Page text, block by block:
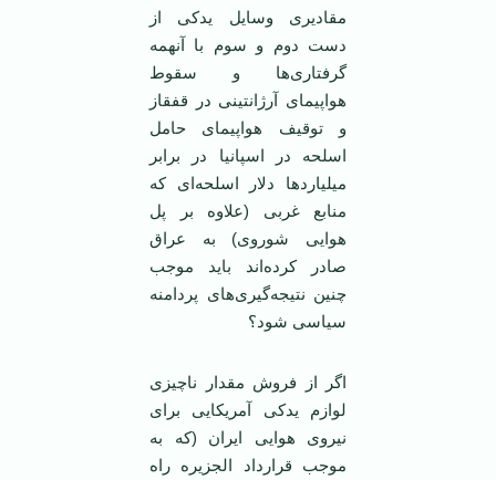
مقادیری وسایل یدکی از
دست دوم و سوم با آنهمه
گرفتاری‌ها و سقوط
هواپیمای آرژانتینی در قفقاز
و توقیف هواپیمای حامل
اسلحه در اسپانیا در برابر
میلیاردها دلار اسلحه‌ای که
منابع غربی (علاوه بر پل
هوایی شوروی) به عراق
صادر کرده‌اند باید موجب
چنین نتیجه‌گیری‌های پردامنه
سیاسی شود؟
اگر از فروش مقدار ناچیزی
لوازم یدکی آمریکایی برای
نیروی هوایی ایران (که به
موجب قرارداد الجزیره راه